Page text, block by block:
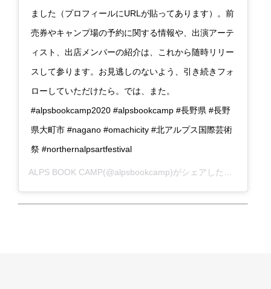
ました（プロフィールにURLが貼ってあります）。前
売券やキャンプ場の予約に関する情報や、出演アーテ
ィスト、出店メンバーの紹介は、これから随時リリー
スして参ります。お見逃しのないよう、引き続きフォ
ローしていただけたら。では、また。
#alpsbookcamp2020 #alpsbookcamp #長野県 #長野
県大町市 #nagano #omachicity #北アルプス国際芸術
祭 #northernalpsartfestival
ALPS BOOK CAMP(@alpsbookcamp)がシェアした投稿 –